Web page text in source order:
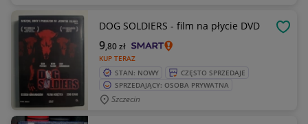
DOG SOLDIERS - film na płycie DVD
KUP TERAZ
9,80zł
STAN: NOWY
CZĘSTO SPRZEDAJE
SPRZEDAJĄCY: OSOBA PRYWATNA
Szczecin